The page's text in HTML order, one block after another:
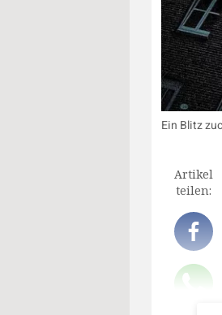
Ein Blitz
Artikel
teilen: